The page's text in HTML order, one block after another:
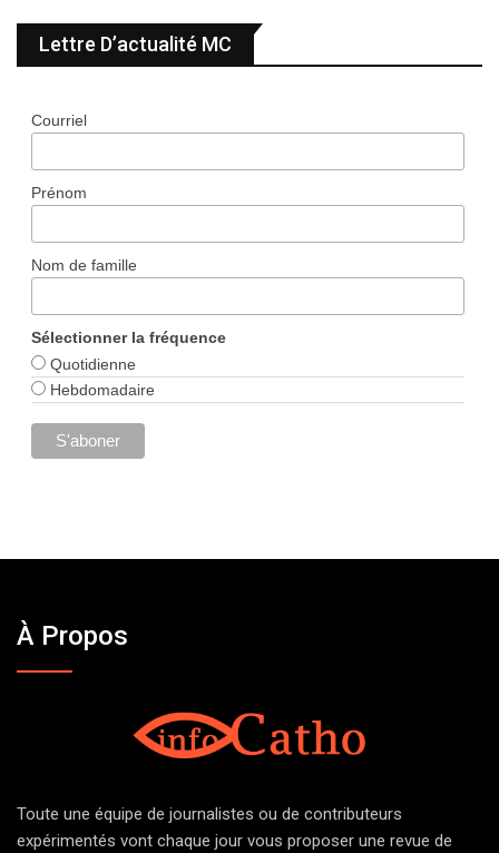
Lettre D’actualité MC
Courriel
Prénom
Nom de famille
Sélectionner la fréquence
Quotidienne
Hebdomadaire
À Propos
Toute une équipe de journalistes ou de contributeurs
expérimentés vont chaque jour vous proposer une revue de